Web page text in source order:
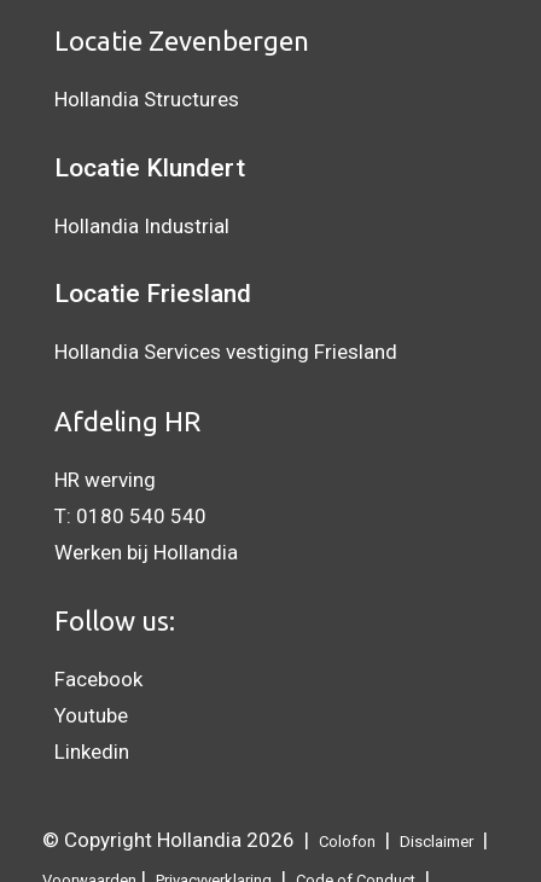
Locatie Zevenbergen
Hollandia Structures
Locatie Klundert
Hollandia Industrial
Locatie Friesland
Hollandia Services vestiging Friesland
Afdeling HR
HR werving
T: 0180 540 540
Werken bij Hollandia
Follow us:
Facebook
Youtube
Linkedin
© Copyright Hollandia 2026 | Colofon | Disclaimer|